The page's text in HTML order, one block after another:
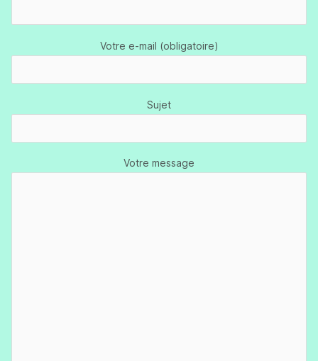
Votre e-mail (obligatoire)
Sujet
Votre message